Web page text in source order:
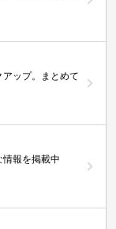
ップ。まとめて
報を掲載中